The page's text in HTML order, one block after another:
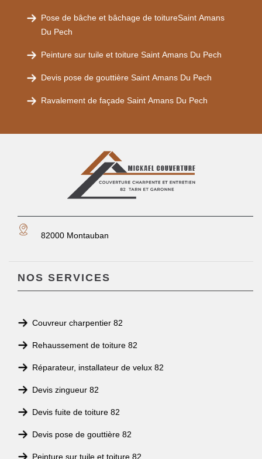
Pose de bâche et bâchage de toitureSaint Amans
Du Pech
Peinture sur tuile et toiture Saint Amans Du Pech
Devis pose de gouttière Saint Amans Du Pech
Ravalement de façade Saint Amans Du Pech
82000 Montauban
NOS SERVICES
Couvreur charpentier 82
Rehaussement de toiture 82
Réparateur, installateur de velux 82
Devis zingueur 82
Devis fuite de toiture 82
Devis pose de gouttière 82
Peinture sur tuile et toiture 82